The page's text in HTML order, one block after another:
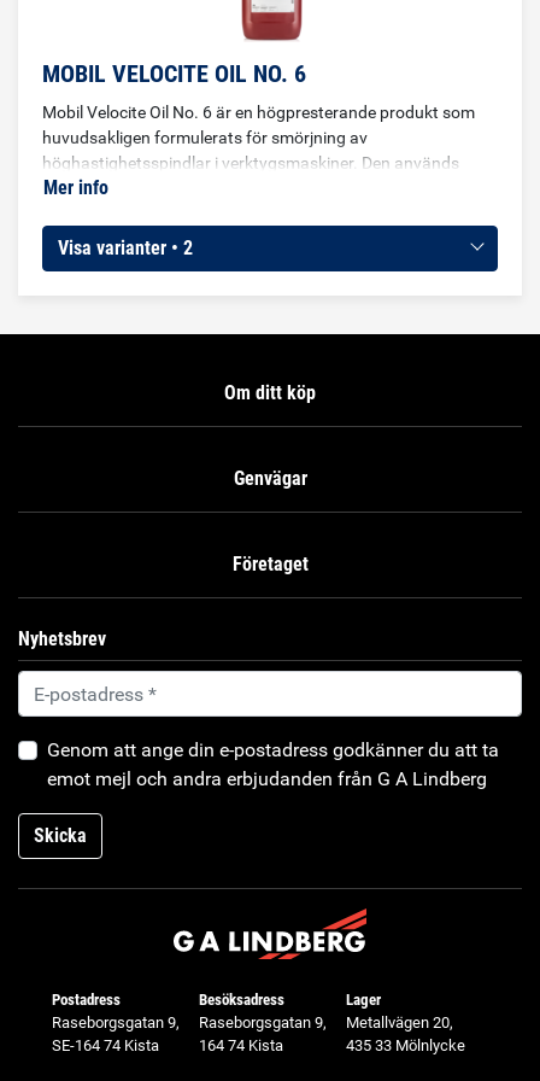
MOBIL VELOCITE OIL NO. 6
Mobil Velocite Oil No. 6 är en högpresterande produkt som
huvudsakligen formulerats för smörjning av
höghastighetsspindlar i verktygsmaskiner. Den används
även i vissa kritiska hydraulik- och cirkulationssystem och
formulerats från utvalda, högklassiga basoljor med låg
viskositet och tillsatser, som ger god beständighet mot
Mer info
Visa varianter • 2
Om ditt köp
Genvägar
Företaget
Nyhetsbrev
Genom att ange din e-postadress godkänner du att ta
emot mejl och andra erbjudanden från G A Lindberg
Skicka
Postadress
Raseborgsgatan 9,
SE-164 74 Kista
Besöksadress
Raseborgsgatan 9,
164 74 Kista
Lager
Metallvägen 20,
435 33 Mölnlycke